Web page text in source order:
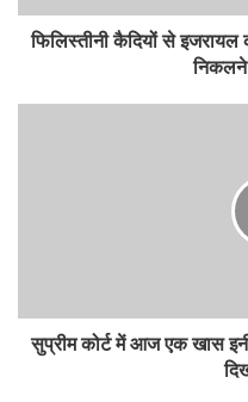
फिलिस्तीनी कैदियों से
सुप्रीम कोर्ट में आज एक खास